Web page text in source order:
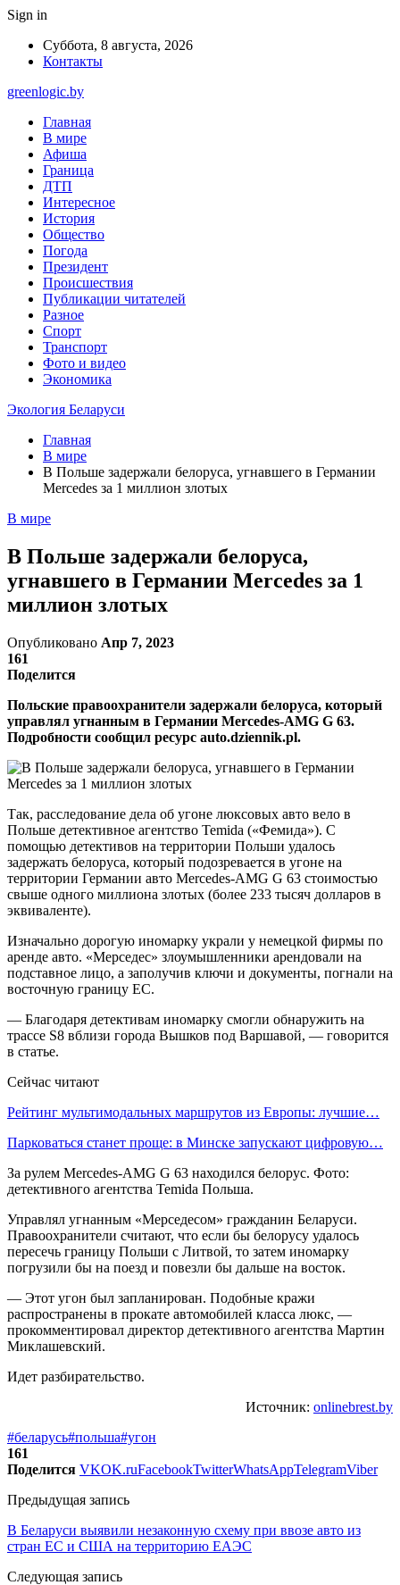
Sign in
Суббота, 8 августа, 2026
Контакты
greenlogic.by
Главная
В мире
Афиша
Граница
ДТП
Интересное
История
Общество
Погода
Президент
Происшествия
Публикации читателей
Разное
Спорт
Транспорт
Фото и видео
Экономика
Экология Беларуси
Главная
В мире
В Польше задержали белоруса, угнавшего в Германии
Mercedes за 1 миллион злотых
В мире
В Польше задержали белоруса,
угнавшего в Германии Mercedes за 1
миллион злотых
Опубликовано Апр 7, 2023
161
Поделится
Польские правоохранители задержали белоруса, который
управлял угнанным в Германии Mercedes-AMG G 63.
Подробности сообщил ресурс auto.dziennik.pl.
Так, расследование дела об угоне люксовых авто вело в
Польше детективное агентство Temida («Фемида»). С
помощью детективов на территории Польши удалось
задержать белоруса, который подозревается в угоне на
территории Германии авто Mercedes-AMG G 63 стоимостью
свыше одного миллиона злотых (более 233 тысяч долларов в
эквиваленте).
Изначально дорогую иномарку украли у немецкой фирмы по
аренде авто. «Мерседес» злоумышленники арендовали на
подставное лицо, а заполучив ключи и документы, погнали на
восточную границу ЕС.
— Благодаря детективам иномарку смогли обнаружить на
трассе S8 вблизи города Вышков под Варшавой, — говорится
в статье.
Сейчас читают
Рейтинг мультимодальных маршрутов из Европы: лучшие…
Парковаться станет проще: в Минске запускают цифровую…
За рулем Mercedes-AMG G 63 находился белорус. Фото:
детективного агентства Temida Польша.
Управлял угнанным «Мерседесом» гражданин Беларуси.
Правоохранители считают, что если бы белорусу удалось
пересечь границу Польши с Литвой, то затем иномарку
погрузили бы на поезд и повезли бы дальше на восток.
— Этот угон был запланирован. Подобные кражи
распространены в прокате автомобилей класса люкс, —
прокомментировал директор детективного агентства Мартин
Миклашевский.
Идет разбирательство.
Источник: onlinebrest.by
#беларусь#польша#угон
161
Поделится VKOK.ruFacebookTwitterWhatsAppTelegramViber
Предыдущая запись
В Беларуси выявили незаконную схему при ввозе авто из
стран ЕС и США на территорию ЕАЭС
Следующая запись